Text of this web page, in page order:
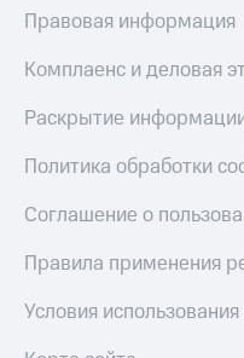
Правовая информация
Комплаенс и деловая
Раскрытие
Политика обработки
Соглашение о
Правила применения
Условия